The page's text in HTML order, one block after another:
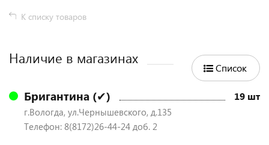
К списку товаров
Наличие в магазинах
Список
Бригантина (✔) 19 шт
г.Вологда, ул.Чернышевского, д.135
Телефон: 8(8172)26-44-24 доб. 2